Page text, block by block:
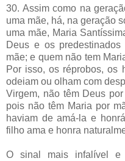
30. Assim como na
uma mãe, há, na geração
uma mãe, Maria
Deus e os
mãe; e quem não tem
Por isso, os réprobos, os
odeiam ou olham com
Virgem, não têm Deus
pois não têm Maria por
haviam de amá-la e
filho ama e honra
O sinal mais infalível e